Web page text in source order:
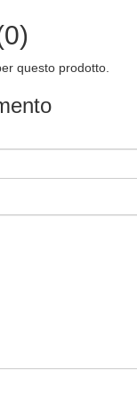
questo prodotto.